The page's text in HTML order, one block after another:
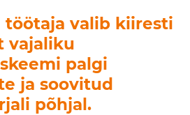
töötaja valib kiiresti
vajaliku
palgi
ja soovitud
põhjal.